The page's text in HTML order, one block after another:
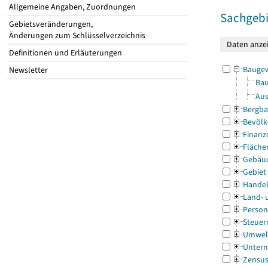
Allgemeine Angaben, Zuordnungen
Gebietsveränderungen,
Änderungen zum Schlüsselverzeichnis
Definitionen und Erläuterungen
Newsletter
Gebiet
Land-
Zensus